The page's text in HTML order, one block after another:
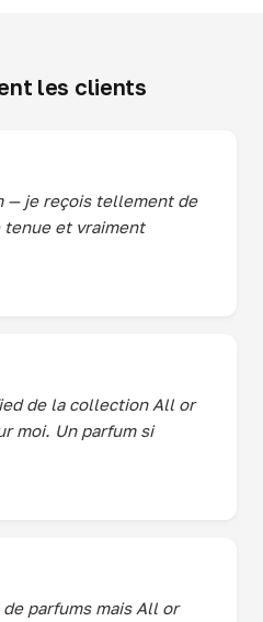
les clients
— je reçois tellement de
et vraiment
de la collection All or
moi. Un parfum si
parfums mais All or